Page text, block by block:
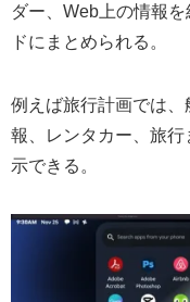
ダー、Web上の情報
ドにまとめられる。
例えば旅行計画では
報、レンタカー、旅
示できる。